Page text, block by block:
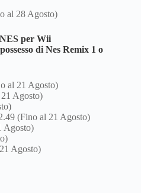
al 28 Agosto)
per Wii
di Nes Remix 1 o
al 21 Agosto)
Agosto)
(Fino al 21 Agosto)
Agosto)
Agosto)